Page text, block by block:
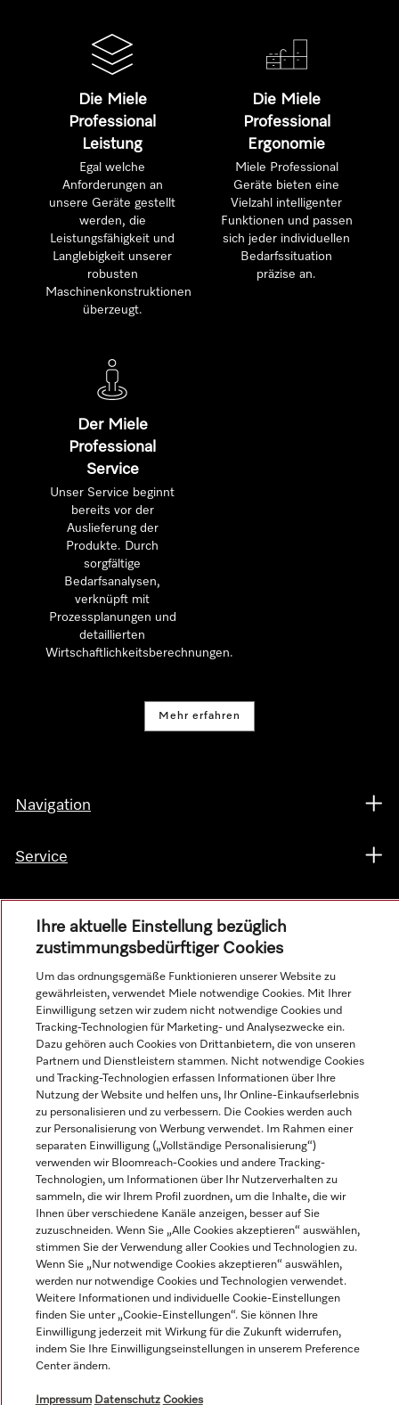
Die Miele
Professional
Leistung
Egal welche
Anforderungen an
unsere Geräte gestellt
werden, die
Leistungsfähigkeit und
Langlebigkeit unserer
robusten
Maschinenkonstruktionen
überzeugt.
Die Miele
Professional
Ergonomie
Miele Professional
Geräte bieten eine
Vielzahl intelligenter
Funktionen und passen
sich jeder individuellen
Bedarfssituation
präzise an.
Der Miele
Professional
Service
Unser Service beginnt
bereits vor der
Auslieferung der
Produkte. Durch
sorgfältige
Bedarfsanalysen,
verknüpft mit
Prozessplanungen und
detaillierten
Wirtschaftlichkeitsberechnungen.
Mehr erfahren
Navigation
Service
Alle Produktpreise zzgl. MwSt.; Lieferung stets ohne
Dekorationsmaterial.
© Miele & Cie. KG.
Ihre aktuelle Einstellung bezüglich
zustimmungsbedürftiger Cookies
Um das ordnungsgemäße Funktionieren unserer Website zu
gewährleisten, verwendet Miele notwendige Cookies. Mit Ihrer
Einwilligung setzen wir zudem nicht notwendige Cookies und
Tracking-Technologien für Marketing- und Analysezwecke ein.
Dazu gehören auch Cookies von Drittanbietern, die von unseren
Partnern und Dienstleistern stammen. Nicht notwendige Cookies
und Tracking-Technologien erfassen Informationen über Ihre
Nutzung der Website und helfen uns, Ihr Online-Einkaufserlebnis
zu personalisieren und zu verbessern. Die Cookies werden auch
zur Personalisierung von Werbung verwendet. Im Rahmen einer
separaten Einwilligung („Vollständige Personalisierung“)
verwenden wir Bloomreach-Cookies und andere Tracking-
Technologien, um Informationen über Ihr Nutzerverhalten zu
sammeln, die wir Ihrem Profil zuordnen, um die Inhalte, die wir
Ihnen über verschiedene Kanäle anzeigen, besser auf Sie
zuzuschneiden. Wenn Sie „Alle Cookies akzeptieren“ auswählen,
stimmen Sie der Verwendung aller Cookies und Technologien zu.
Wenn Sie „Nur notwendige Cookies akzeptieren“ auswählen,
werden nur notwendige Cookies und Technologien verwendet.
Weitere Informationen und individuelle Cookie-Einstellungen
finden Sie unter „Cookie-Einstellungen“. Sie können Ihre
Einwilligung jederzeit mit Wirkung für die Zukunft widerrufen,
indem Sie Ihre Einwilligungseinstellungen in unserem Preference
Center ändern.
Impressum Datenschutz Cookies